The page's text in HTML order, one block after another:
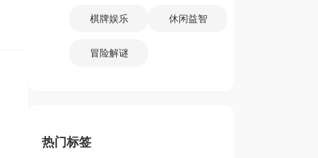
棋牌娱乐 休闲益智
冒险解谜
热门标签